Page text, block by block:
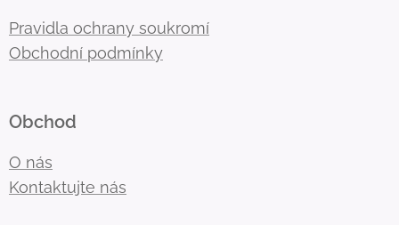
Pravidla ochrany soukromí
Obchodní podmínky
Obchod
O nás
Kontaktujte nás